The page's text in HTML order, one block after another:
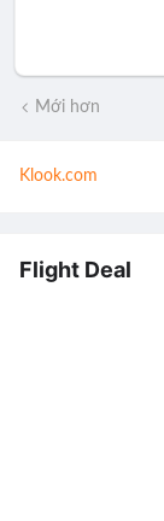
Mới hơn
Klook.com
Flight Deal